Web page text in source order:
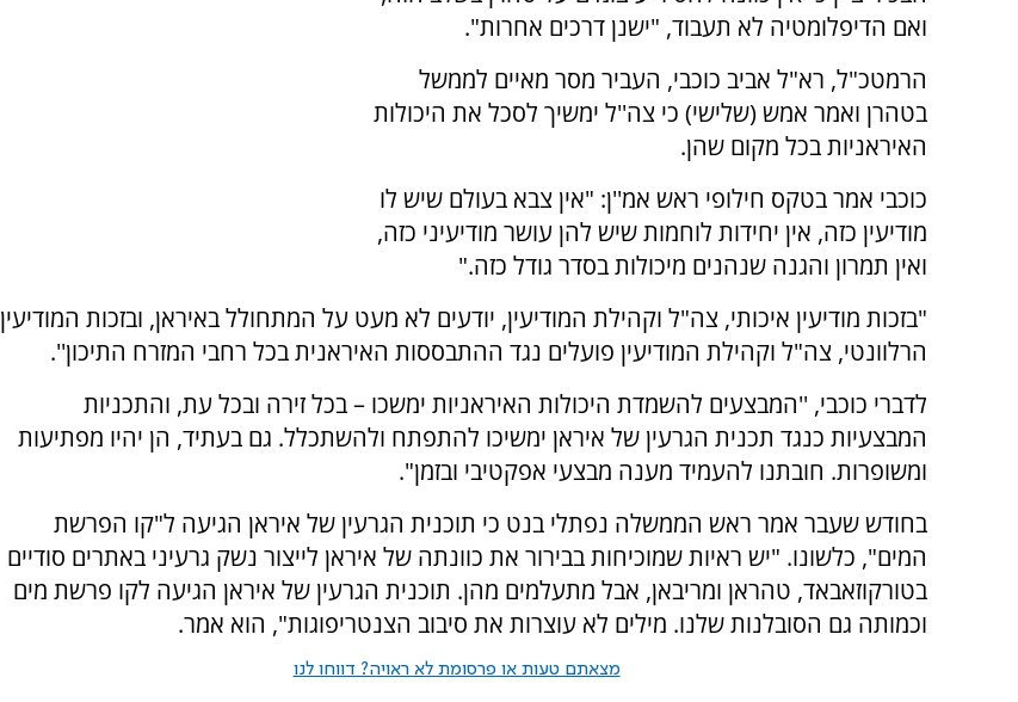
ואם הדיפלומטיה לא תעבוד, "ישנן דרכים אחרות".
הרמטכ"ל, רא"ל אביב כוכבי, העביר מסר מאיים לממשל
בטהרן ואמר אמש (שלישי) כי צה''ל ימשיך לסכל את היכולות
האיראניות בכל מקום שהן.
כוכבי אמר בטקס חילופי ראש אמ''ן: "אין צבא בעולם שיש לו
מודיעין כזה, אין יחידות לוחמות שיש להן עושר מודיעיני כזה,
ואין תמרון והגנה שנהנים מיכולות בסדר גודל כזה."
"בזכות מודיעין איכותי, צה"ל וקהילת המודיעין, יודעים לא מעט על המתחולל באיראן, ובזכות המודיעין
הרלוונטי, צה"ל וקהילת המודיעין פועלים נגד ההתבססות האיראנית בכל רחבי המזרח התיכון''.
לדברי כוכבי, ''המבצעים להשמדת היכולות האיראניות ימשכו – בכל זירה ובכל עת, והתכניות
המבצעיות כנגד תכנית הגרעין של איראן ימשיכו להתפתח ולהשתכלל. גם בעתיד, הן יהיו מפתיעות
ומשופרות. חובתנו להעמיד מענה מבצעי אפקטיבי ובזמן".
בחודש שעבר אמר ראש הממשלה נפתלי בנט כי תוכנית הגרעין של איראן הגיעה ל"קו הפרשת
המים", כלשונו. "יש ראיות שמוכיחות בבירור את כוונתה של איראן לייצור נשק גרעיני באתרים סודיים
בטורקוזאבאד, טהראן ומריבאן, אבל מתעלמים מהן. תוכנית הגרעין של איראן הגיעה לקו פרשת מים
וכמותה גם הסובלנות שלנו. מילים לא עוצרות את סיבוב הצנטריפוגות", הוא אמר.
מצאתם טעות או פרסומת לא ראויה? דווחו לנו